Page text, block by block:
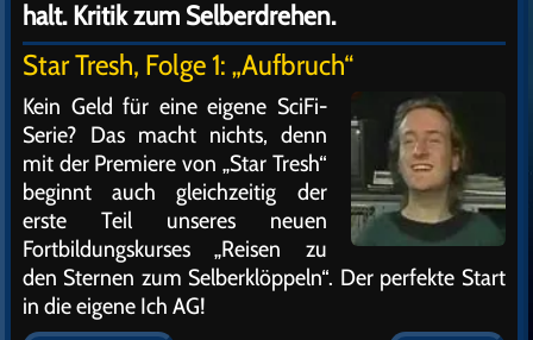
halt. Kritik zum Selberdrehen.
Star Tresh, Folge 1: „Aufbruch“
Kein Geld für eine eigene SciFi-
Serie? Das macht nichts, denn
mit der Premiere von „Star Tresh“
beginnt auch gleichzeitig der
erste Teil unseres neuen
Fortbildungskurses „Reisen zu
den Sternen zum Selberklöppeln“. Der perfekte Start
in die eigene Ich AG!